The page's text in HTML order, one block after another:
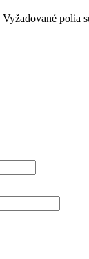
Vyžadované polia